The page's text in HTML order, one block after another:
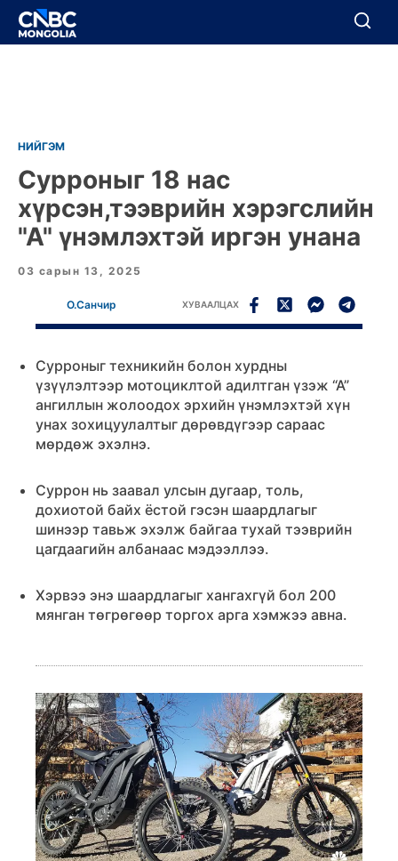
BREAKING
Цуцлах
НИЙГЭМ
Сурроныг 18 нас
хүрсэн,тээврийн хэрэгслийн
"А" үнэмлэхтэй иргэн унана
03 сарын 13, 2025
О.Санчир ХУВААЛЦАХ
Сурроныг техникийн болон хурдны
үзүүлэлтээр мотоциклтой адилтган үзэж “А”
ангиллын жолоодох эрхийн үнэмлэхтэй хүн
унах зохицуулалтыг дөрөвдүгээр сараас
мөрдөж эхэлнэ.
Суррон нь заавал улсын дугаар, толь,
дохиотой байх ёстой гэсэн шаардлагыг
шинээр тавьж эхэлж байгаа тухай тээврийн
цагдаагийн албанаас мэдээллээ.
Хэрвээ энэ шаардлагыг хангахгүй бол 200
мянган төгрөгөөр торгох арга хэмжээ авна.